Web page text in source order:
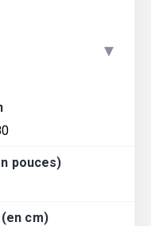
▾
pouces)
cm)